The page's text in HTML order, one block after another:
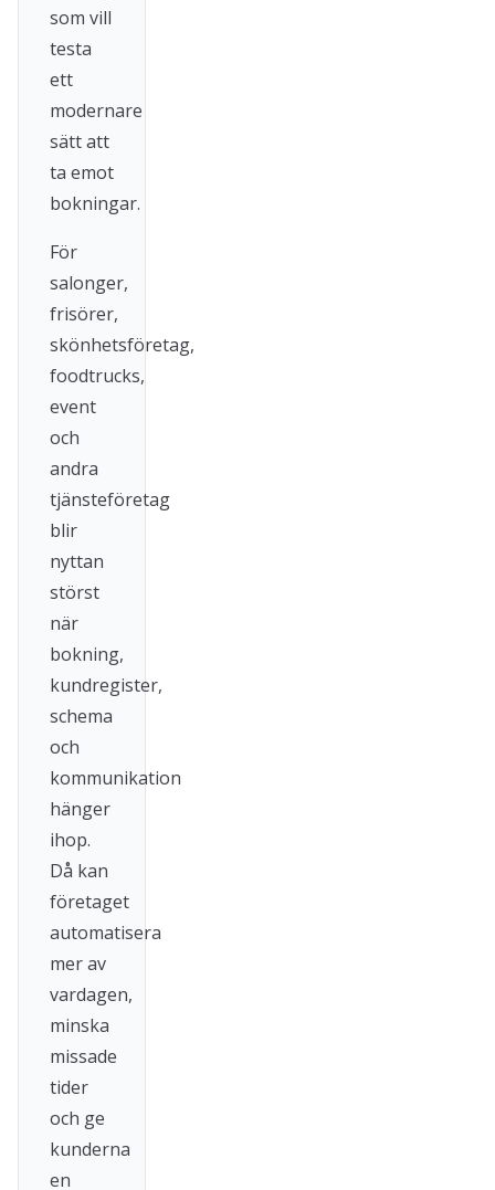
som vill
testa
ett
modernare
sätt att
ta emot
bokningar.
För
salonger,
frisörer,
skönhetsföretag,
foodtrucks,
event
och
andra
tjänsteföretag
blir
nyttan
störst
när
bokning,
kundregister,
schema
och
kommunikation
hänger
ihop.
Då kan
företaget
automatisera
mer av
vardagen,
minska
missade
tider
och ge
kunderna
en